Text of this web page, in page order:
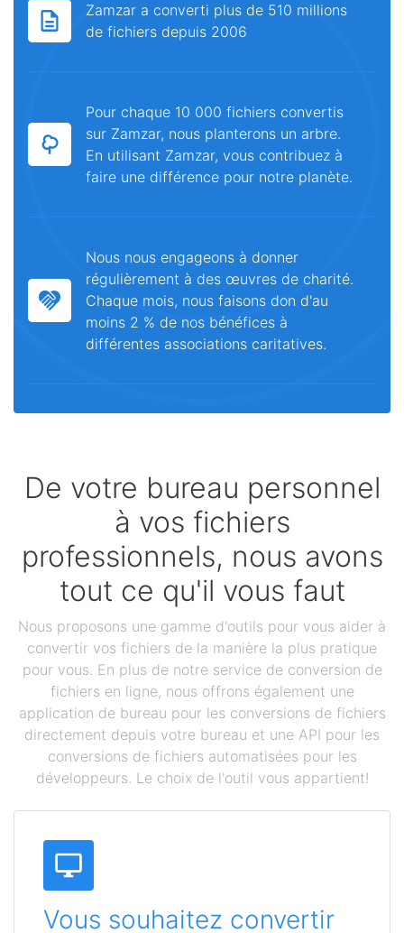
Zamzar a converti plus de 510 millions
de fichiers depuis 2006
Pour chaque 10 000 fichiers convertis
sur Zamzar, nous planterons un arbre.
En utilisant Zamzar, vous contribuez à
faire une différence pour notre planète.
Nous nous engageons à donner
régulièrement à des œuvres de charité.
Chaque mois, nous faisons don d'au
moins 2 % de nos bénéfices à
différentes associations caritatives.
De votre bureau personnel
à vos fichiers
professionnels, nous avons
tout ce qu'il vous faut
Nous proposons une gamme d'outils pour vous aider à
convertir vos fichiers de la manière la plus pratique
pour vous. En plus de notre service de conversion de
fichiers en ligne, nous offrons également une
application de bureau pour les conversions de fichiers
directement depuis votre bureau et une API pour les
conversions de fichiers automatisées pour les
développeurs. Le choix de l'outil vous appartient!
Vous souhaitez convertir